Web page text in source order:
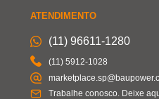
ATENDIMENTO
(11) 96611-1280
(11) 5912-1028
Trabalhe conosco. Deixe